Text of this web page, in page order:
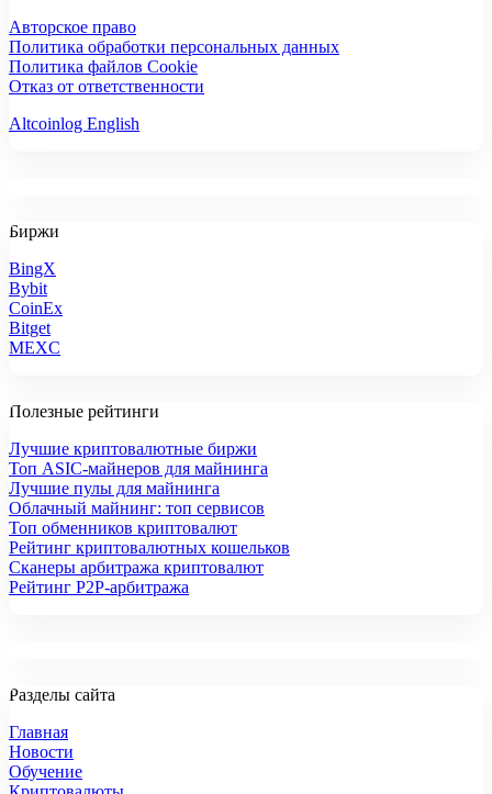
Авторское право
Политика обработки персональных данных
Политика файлов Cookie
Отказ от ответственности
Altcoinlog English
Биржи
BingX
Bybit
CoinEx
Bitget
MEXC
Полезные рейтинги
Лучшие криптовалютные биржи
Топ ASIC-майнеров для майнинга
Лучшие пулы для майнинга
Облачный майнинг: топ сервисов
Топ обменников криптовалют
Рейтинг криптовалютных кошельков
Сканеры арбитража криптовалют
Рейтинг P2P-арбитража
Разделы сайта
Главная
Новости
Обучение